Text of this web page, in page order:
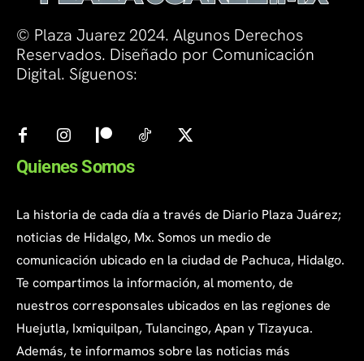
© Plaza Juarez 2024. Algunos Derechos
Reservados. Diseñado por Comunicación
Digital. Síguenos:
Quienes Somos
La historia de cada día a través de Diario Plaza Juárez;
noticias de Hidalgo, Mx. Somos un medio de
comunicación ubicado en la ciudad de Pachuca, Hidalgo.
Te compartimos la información, al momento, de
nuestros corresponsales ubicados en las regiones de
Huejutla, Ixmiquilpan, Tulancingo, Apan y Tizayuca.
Además, te informamos sobre las noticias más